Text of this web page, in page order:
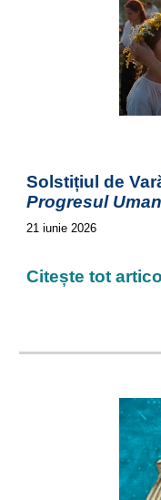
Solstițiul de
Progresul
21 iunie 2026
Citește tot